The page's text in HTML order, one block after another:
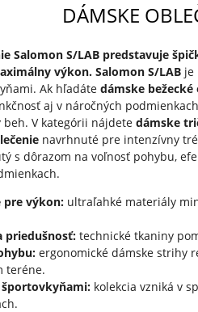
DÁMSKE
Salomon S/LAB predstavuje
výkon.Salomon S/LAB je
Ak hľadátedámske
aj v náročných
beh. V kategórii nájdetedámske
navrhnuté pre intenzívny
s dôrazom na voľnosť pohybu,
pre výkon: ultraľahké materiály
priedušnosť: technické tkaniny
ergonomické dámske strihy
teréne.
športovkyňami: kolekcia vzniká v